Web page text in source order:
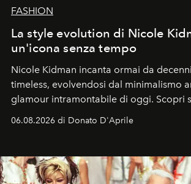
FASHION
La style evolution di Nicole
un'icona senza tempo
Nicole Kidman incanta ormai da
timeless, evolvendosi dal minimalismo
glamour intramontabile di oggi. Scopri
Italia la sua style evolution.
06.08.2026 di Donato D'Aprile